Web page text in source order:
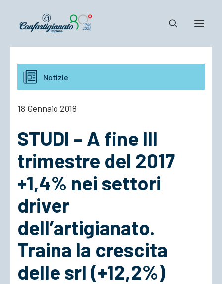
Notizie e Documenti
Confartigianato
Cosa Facciamo
ACCEDI
Notizie
18 Gennaio 2018
STUDI – A fine III
trimestre del 2017
+1,4% nei settori
driver
dell’artigianato.
Traina la crescita
delle srl (+12,2%)